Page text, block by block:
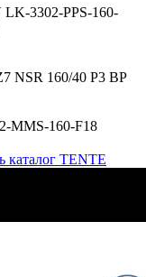
3302-PPS-160-
NSR 160/40 P3 BP
MMS-160-F18
каталог TENTE